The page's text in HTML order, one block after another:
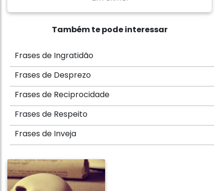
Também te pode interessar
Frases de Ingratidão
Frases de Desprezo
Frases de Reciprocidade
Frases de Respeito
Frases de Inveja